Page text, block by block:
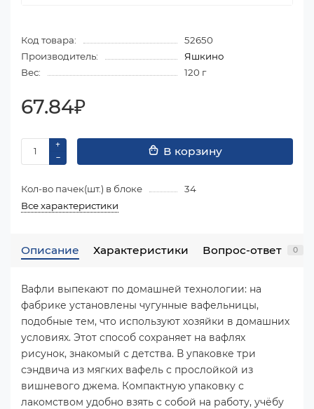
Код товара:
52650
Производитель:
Яшкино
Вес:
120 г
67.84₽
В корзину
Кол-во пачек(шт.) в блоке
34
Все характеристики
Описание Характеристики Вопрос-ответ 0
Вафли выпекают по домашней технологии: на
фабрике установлены чугунные вафельницы,
подобные тем, что используют хозяйки в домашних
условиях. Этот способ сохраняет на вафлях
рисунок, знакомый с детства. В упаковке три
сэндвича из мягких вафель с прослойкой из
вишневого джема. Компактную упаковку с
лакомством удобно взять с собой на работу, учёбу